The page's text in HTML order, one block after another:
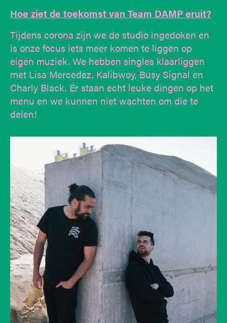
Hoe ziet de toekomst van Team DAMP eruit?
Tijdens corona zijn we de studio ingedoken en
is onze focus iets meer komen te liggen op
eigen muziek. We hebben singles klaarliggen
met Lisa Mercedez, Kalibwoy, Busy Signal en
Charly Black. Er staan echt leuke dingen op het
menu en we kunnen niet wachten om die te
delen!